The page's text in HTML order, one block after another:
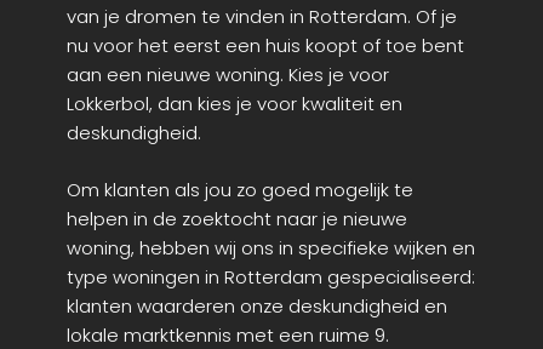
van je dromen te vinden in Rotterdam. Of je
nu voor het eerst een huis koopt of toe bent
aan een nieuwe woning. Kies je voor
Lokkerbol, dan kies je voor kwaliteit en
deskundigheid.
Om klanten als jou zo goed mogelijk te
helpen in de zoektocht naar je nieuwe
woning, hebben wij ons in specifieke wijken en
type woningen in Rotterdam gespecialiseerd:
klanten waarderen onze deskundigheid en
lokale marktkennis met een ruime 9.